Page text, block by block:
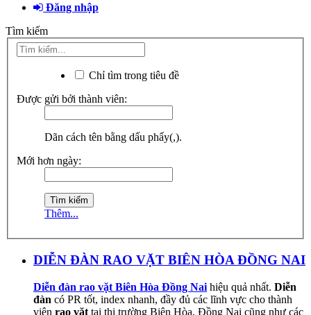
Đăng nhập
Tìm kiếm
Chỉ tìm trong tiêu đề
Được gửi bởi thành viên:
Dãn cách tên bằng dấu phẩy(,).
Mới hơn ngày:
Thêm...
DIỄN ĐÀN RAO VẶT BIÊN HÒA ĐỒNG NAI
Diễn đàn rao vặt Biên Hòa Đồng Nai hiệu quả nhất. Diễn
đàn có PR tốt, index nhanh, đầy đủ các lĩnh vực cho thành
viên rao vặt tại thị trường Biên Hòa, Đồng Nai cũng như các